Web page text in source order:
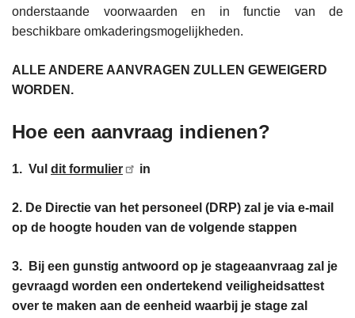
onderstaande voorwaarden en in functie van de
beschikbare omkaderingsmogelijkheden.
ALLE ANDERE AANVRAGEN ZULLEN GEWEIGERD
WORDEN.
Hoe een aanvraag indienen?
1. Vul dit formulier in
2. De Directie van het personeel (DRP) zal je via e-mail
op de hoogte houden van de volgende stappen
3. Bij een gunstig antwoord op je stageaanvraag zal je
gevraagd worden een ondertekend veiligheidsattest
over te maken aan de eenheid waarbij je stage zal